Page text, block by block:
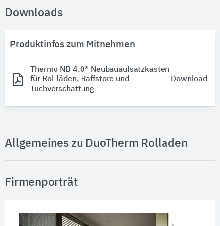
Downloads
Produktinfos zum Mitnehmen
Thermo NB 4.0® Neubauaufsatzkasten
für Rollläden, Raffstore und
Tuchverschattung
Download
Allgemeines zu DuoTherm Rolladen
Firmenporträt